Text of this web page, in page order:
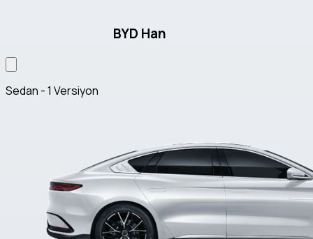
BYD Han
Sedan - 1 Versiyon